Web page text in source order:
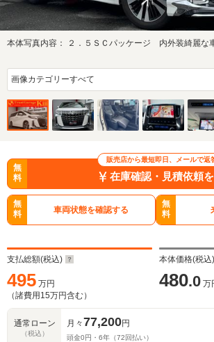
本体写真内容： ２．５ＳＣパッケージ 内外装綺麗な
販売店から最短即日、メールで返
無
料
在庫確認・見積依頼
無
料
車両状態を確認する
無
料
支払総額(税込)
495 万円
（諸費用 15万円含む）
本体価格(税込)
480.0 万
通常ローン
（税込）
月々77,200円
頭金0円・ 6年（72 回払い）